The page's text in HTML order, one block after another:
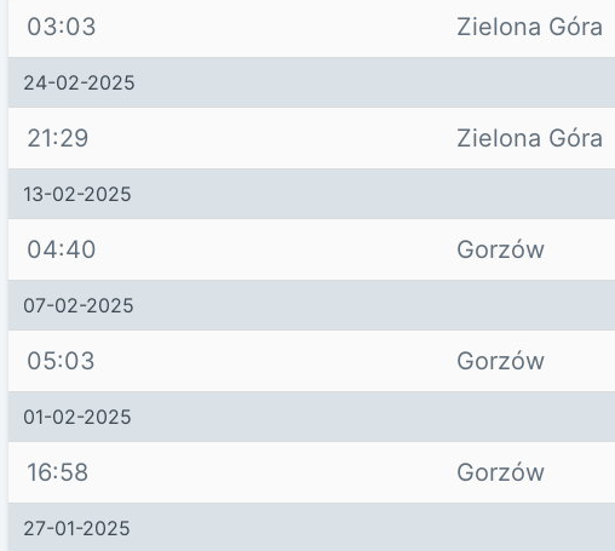
03:03 Zielona Góra
24-02-2025
21:29 Zielona Góra
13-02-2025
04:40 Gorzów
07-02-2025
05:03 Gorzów
01-02-2025
16:58 Gorzów
27-01-2025